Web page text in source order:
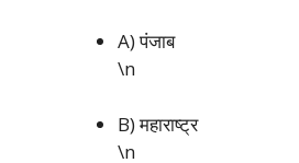
A) पंजाब
\n
B) महाराष्ट्र
\n